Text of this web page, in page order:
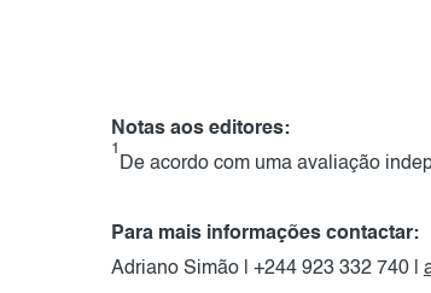
Notas aos editores:
1
De acordo com uma avaliação
Para mais informações contactar:
Adriano Simão | +244 923 332 740 |